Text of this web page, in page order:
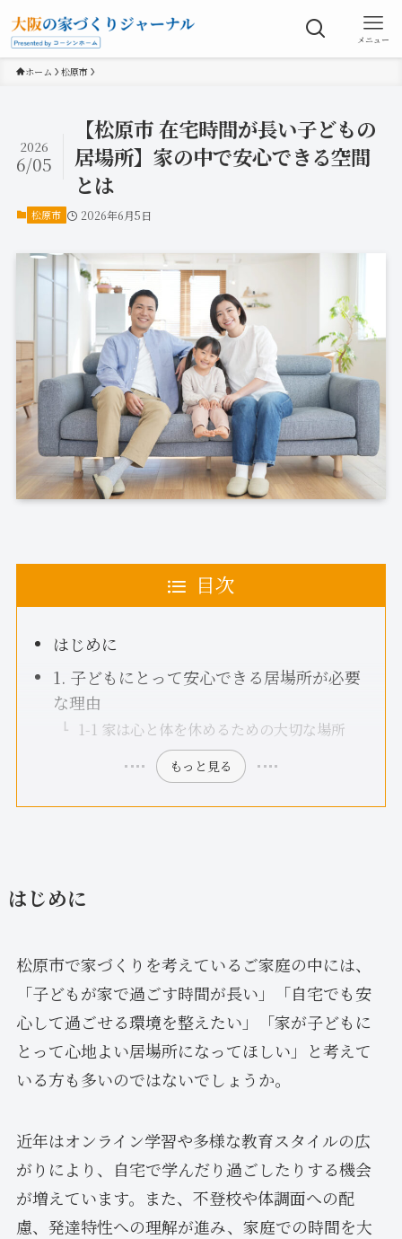
メニュー
ホーム 松原市
【松原市 在宅時間が長い子どもの
居場所】家の中で安心できる空間
とは
2026
6/05
松原市 2026年6月5日
目次
はじめに
1. 子どもにとって安心できる居場所が必要
な理由
1-1 家は心と体を休めるための大切な場所
もっと見る
はじめに
松原市で家づくりを考えているご家庭の中には、
「子どもが家で過ごす時間が長い」「自宅でも安
心して過ごせる環境を整えたい」「家が子どもに
とって心地よい居場所になってほしい」と考えて
いる方も多いのではないでしょうか。
近年はオンライン学習や多様な教育スタイルの広
がりにより、自宅で学んだり過ごしたりする機会
が増えています。また、不登校や体調面への配
慮、発達特性への理解が進み、家庭での時間を大